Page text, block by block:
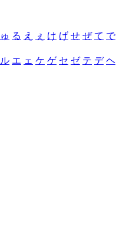
ゅ る え ぇ け げ せ ぜ て で
ル エ ェ ケ ゲ セ ゼ テ デ ヘ